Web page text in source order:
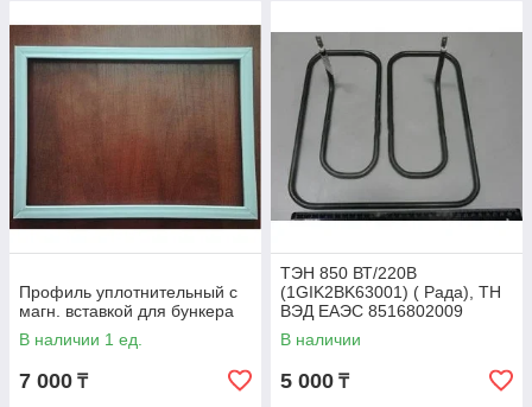
Профиль уплотнительный с
магн. вставкой для бункера
В наличии 1 ед.
7 000 ₸
ТЭН 850 ВТ/220В
(1GIK2BK63001) ( Рада), ТН
ВЭД ЕАЭС 8516802009
В наличии
5 000 ₸